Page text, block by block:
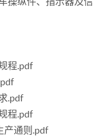
程.pdf
.pdf
程.pdf
产通则.pdf